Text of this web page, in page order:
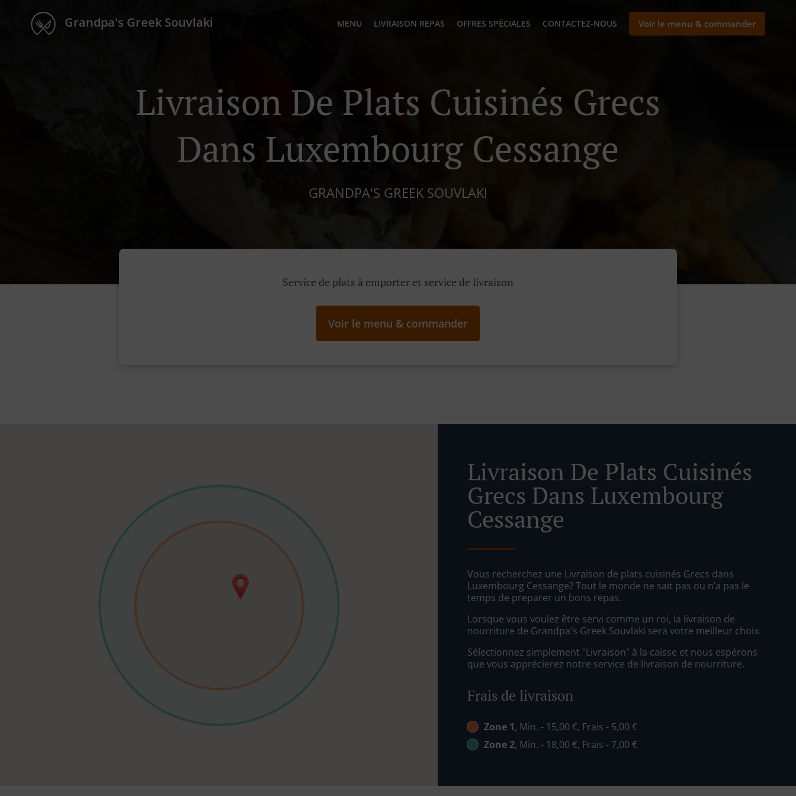
Grandpa's Greek Souvlaki MENU LIVRAISON REPAS OFFRES SPÉCIALES CONTACTEZ-NOUS Voir le menu & commander
Livraison De Plats Cuisinés Grecs
Dans Luxembourg Cessange
GRANDPA'S GREEK SOUVLAKI
Service de plats à emporter et service de livraison
Voir le menu & commander
Livraison De Plats Cuisinés
Grecs Dans Luxembourg
Cessange
Vous recherchez une Livraison de plats cuisinés Grecs dans
Luxembourg Cessange? Tout le monde ne sait pas ou n’a pas le
temps de preparer un bons repas.
Lorsque vous voulez être servi comme un roi, la livraison de
nourriture de Grandpa's Greek Souvlaki sera votre meilleur choix.
Sélectionnez simplement "Livraison" à la caisse et nous espérons
que vous apprécierez notre service de livraison de nourriture.
Frais de livraison
Zone 1, Min. - 15,00 €, Frais - 5,00 €
Zone 2, Min. - 18,00 €, Frais - 7,00 €